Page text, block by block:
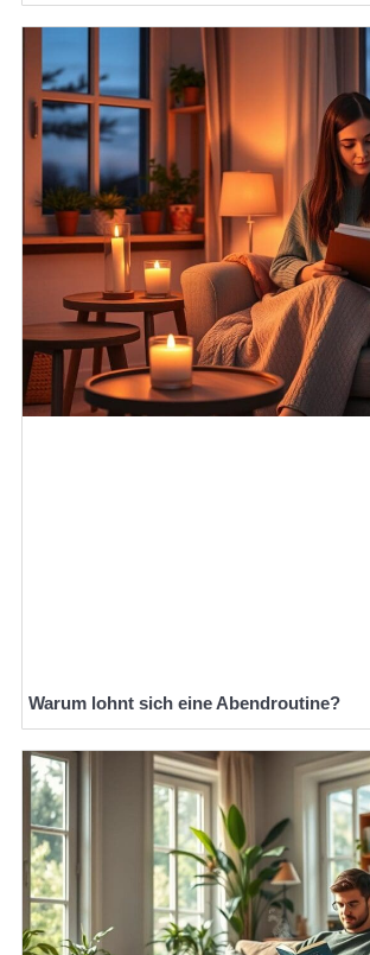
Warum lohnt sich eine Abendroutine?